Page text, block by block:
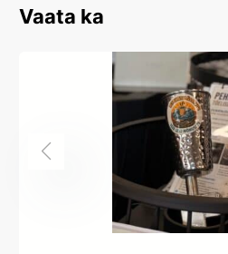
Vaata ka